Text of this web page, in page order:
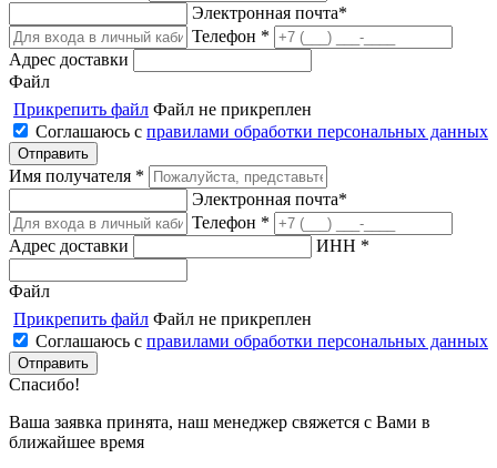
Электронная почта*
Телефон *
Адрес доставки
Файл
Прикрепить файл Файл не прикреплен
Соглашаюсь с правилами обработки персональных данных
Имя получателя *
Электронная почта*
Телефон *
Адрес доставки
ИНН *
Файл
Прикрепить файл Файл не прикреплен
Соглашаюсь с правилами обработки персональных данных
Спасибо!
Ваша заявка принята, наш менеджер свяжется с Вами в
ближайшее время